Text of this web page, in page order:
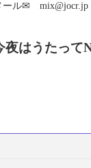
ール✉ mix@jocr.jp
夜はうたって